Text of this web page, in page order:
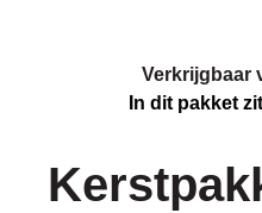
Verkrijgbaar
In dit pakket